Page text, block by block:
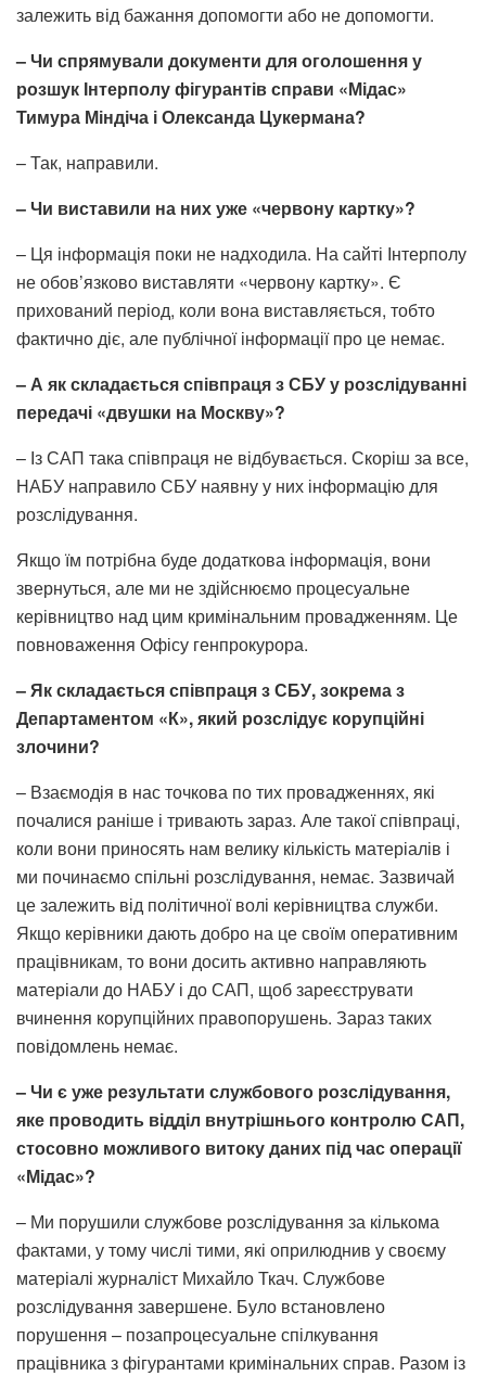
залежить від бажання допомогти або не допомогти.
– Чи спрямували документи для оголошення у
розшук Інтерполу фігурантів справи «Мідас»
Тимура Міндіча і Олександа Цукермана?
– Так, направили.
– Чи виставили на них уже «червону картку»?
– Ця інформація поки не надходила. На сайті Інтерполу
не обов’язково виставляти «червону картку». Є
прихований період, коли вона виставляється, тобто
фактично діє, але публічної інформації про це немає.
– А як складається співпраця з СБУ у розслідуванні
передачі «двушки на Москву»?
– Із САП така співпраця не відбувається. Скоріш за все,
НАБУ направило СБУ наявну у них інформацію для
розслідування.
Якщо їм потрібна буде додаткова інформація, вони
звернуться, але ми не здійснюємо процесуальне
керівництво над цим кримінальним провадженням. Це
повноваження Офісу генпрокурора.
– Як складається співпраця з СБУ, зокрема з
Департаментом «К», який розслідує корупційні
злочини?
– Взаємодія в нас точкова по тих провадженнях, які
почалися раніше і тривають зараз. Але такої співпраці,
коли вони приносять нам велику кількість матеріалів і
ми починаємо спільні розслідування, немає. Зазвичай
це залежить від політичної волі керівництва служби.
Якщо керівники дають добро на це своїм оперативним
працівникам, то вони досить активно направляють
матеріали до НАБУ і до САП, щоб зареєструвати
вчинення корупційних правопорушень. Зараз таких
повідомлень немає.
– Чи є уже результати службового розслідування,
яке проводить відділ внутрішнього контролю САП,
стосовно можливого витоку даних під час операції
«Мідас»?
– Ми порушили службове розслідування за кількома
фактами, у тому числі тими, які оприлюднив у своєму
матеріалі журналіст Михайло Ткач. Службове
розслідування завершене. Було встановлено
порушення – позапроцесуальне спілкування
працівника з фігурантами кримінальних справ. Разом із